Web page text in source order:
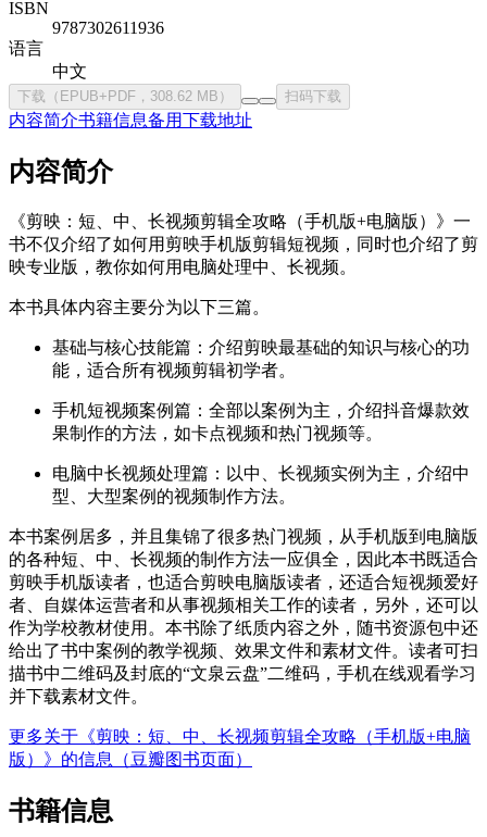
ISBN
9787302611936
语言
中文
下载（EPUB+PDF，308.62 MB） 扫码下载
内容简介书籍信息备用下载地址
内容简介
《剪映：短、中、长视频剪辑全攻略（手机版+电脑版）》一
书不仅介绍了如何用剪映手机版剪辑短视频，同时也介绍了剪
映专业版，教你如何用电脑处理中、长视频。
本书具体内容主要分为以下三篇。
基础与核心技能篇：介绍剪映最基础的知识与核心的功
能，适合所有视频剪辑初学者。
手机短视频案例篇：全部以案例为主，介绍抖音爆款效
果制作的方法，如卡点视频和热门视频等。
电脑中长视频处理篇：以中、长视频实例为主，介绍中
型、大型案例的视频制作方法。
本书案例居多，并且集锦了很多热门视频，从手机版到电脑版
的各种短、中、长视频的制作方法一应俱全，因此本书既适合
剪映手机版读者，也适合剪映电脑版读者，还适合短视频爱好
者、自媒体运营者和从事视频相关工作的读者，另外，还可以
作为学校教材使用。本书除了纸质内容之外，随书资源包中还
给出了书中案例的教学视频、效果文件和素材文件。读者可扫
描书中二维码及封底的“文泉云盘”二维码，手机在线观看学习
并下载素材文件。
更多关于《剪映：短、中、长视频剪辑全攻略（手机版+电脑
版）》的信息（豆瓣图书页面）
书籍信息